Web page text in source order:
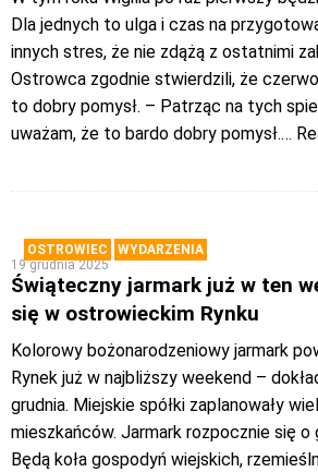
Dla jednych to ulga i czas na
innych stres, że nie zdążą z ostatnimi
Ostrowca zgodnie stwierdzili, że
to dobry pomysł. – Patrząc na tych
uważam, że to bardo dobry pomysł.…
OSTROWIEC
WYDARZENIA
19 grudnia 2025
Świąteczny jarmark już w ten
się w ostrowieckim Rynku
Kolorowy bożonarodzeniowy jarmark
Rynek już w najbliższy weekend –
grudnia. Miejskie spółki zaplanowały
mieszkańców. Jarmark rozpocznie się o
Będą koła gospodyń wiejskich,